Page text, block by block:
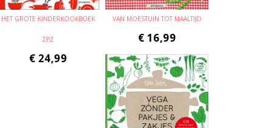
HET GROTE KINDERKOOKBOEK
ZPZ
€ 24,99
VAN MOESTUIN TOT MAALTIJD
€ 16,99